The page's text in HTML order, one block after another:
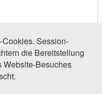
3)
Session-
die Bereitstellung
Website-Besuches